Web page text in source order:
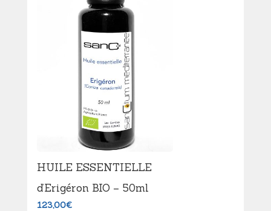
HUILE ESSENTIELLE
d’Erigéron BIO – 50ml
123,00€